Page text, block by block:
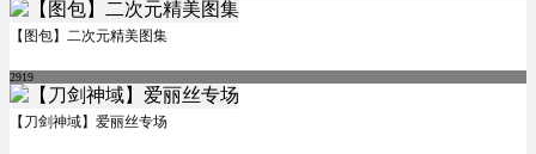
【图包】二次元精美图集
2919
【刀剑神域】爱丽丝专场